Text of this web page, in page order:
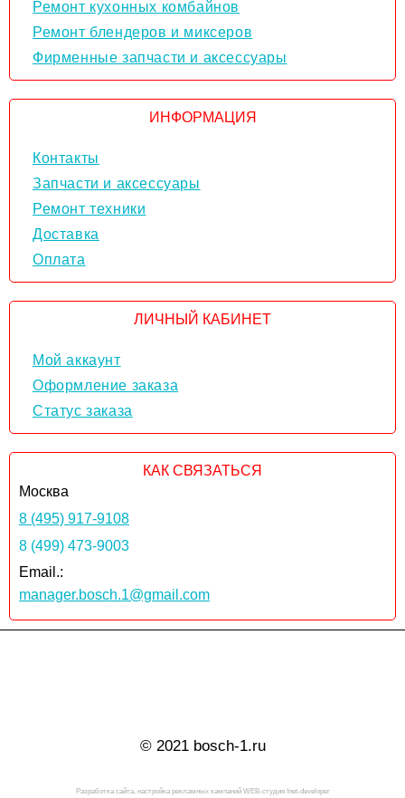
Ремонт кухонных комбайнов
Ремонт блендеров и миксеров
Фирменные запчасти и аксессуары
ИНФОРМАЦИЯ
Контакты
Запчасти и аксессуары
Ремонт техники
Доставка
Оплата
ЛИЧНЫЙ КАБИНЕТ
Мой аккаунт
Оформление заказа
Статус заказа
КАК СВЯЗАТЬСЯ
Москва
8 (495) 917-9108
8 (499) 473-9003
Email.:
manager.bosch.1@gmail.com
© 2021 bosch-1.ru
Разработка сайта, настройка рекламных кампаний WEB-студия Inet-developer